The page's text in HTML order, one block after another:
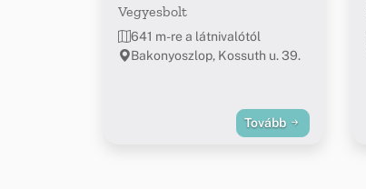
Vegyesbolt
641 m-re a látnivalótól
Bakonyoszlop, Kossuth u. 39.
Tovább